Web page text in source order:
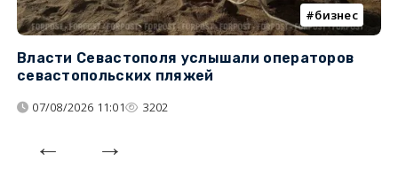
бизнес
Власти Севастополя услышали операторов
севастопольских пляжей
07/08/2026 11:01 3202